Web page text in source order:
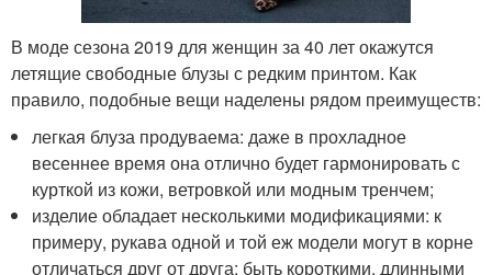
В моде сезона 2019 для женщин за 40 лет окажутся
летящие свободные блузы с редким принтом. Как
правило, подобные вещи наделены рядом преимуществ:
легкая блуза продуваема: даже в прохладное
весеннее время она отлично будет гармонировать с
курткой из кожи, ветровкой или модным тренчем;
изделие обладает несколькими модификациями: к
примеру, рукава одной и той еж модели могут в корне
отличаться друг от друга: быть короткими, длинными